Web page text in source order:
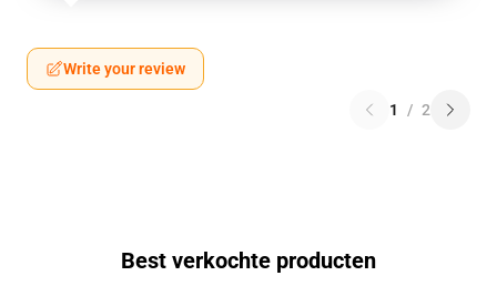
Write your review
1 / 2
Best verkochte producten